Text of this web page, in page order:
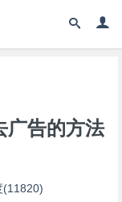
广告的方法
(11820)